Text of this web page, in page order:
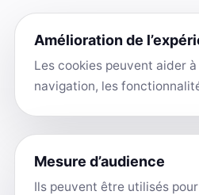
Amélioration de
Les cookies peuvent aider
navigation, les
Mesure d’audience
Ils peuvent être utilisés